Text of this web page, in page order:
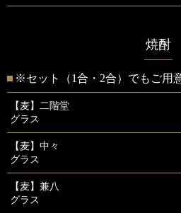
焼酎
※セット（1合・2合）でもご用
【麦】二階堂
グラス
【麦】中々
グラス
【麦】兼八
グラス